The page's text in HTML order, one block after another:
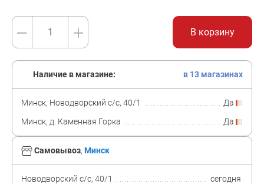
В корзину
Самовывоз, Минск
Новодворский с/с, 40/1
сегодня
Наличие в магазине: в 13 магазинах
Минск, Новодворский с/с, 40/1
Да
Минск, д. Каменная Горка
Да